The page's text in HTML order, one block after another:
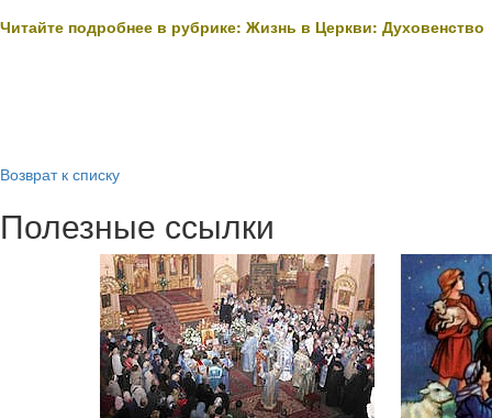
Читайте подробнее в рубрике: Жизнь в Церкви: Духовенство
Возврат к списку
Полезные ссылки